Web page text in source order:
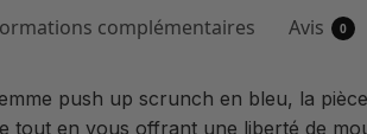
complémentaires Avis 0
push up scrunch en bleu, la
en vous offrant une liberté de